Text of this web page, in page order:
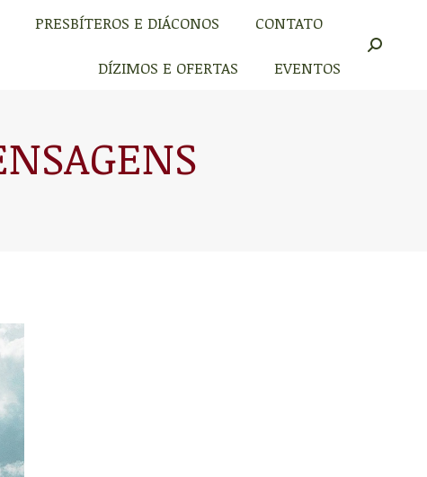
PRESBÍTEROS E DIÁCONOS CONTATO
DÍZIMOS E OFERTAS EVENTOS
Buscar
PRESBÍTEROS E DIÁCONOS
CONTATO
DÍZIMOS E OFERTAS
Buscar